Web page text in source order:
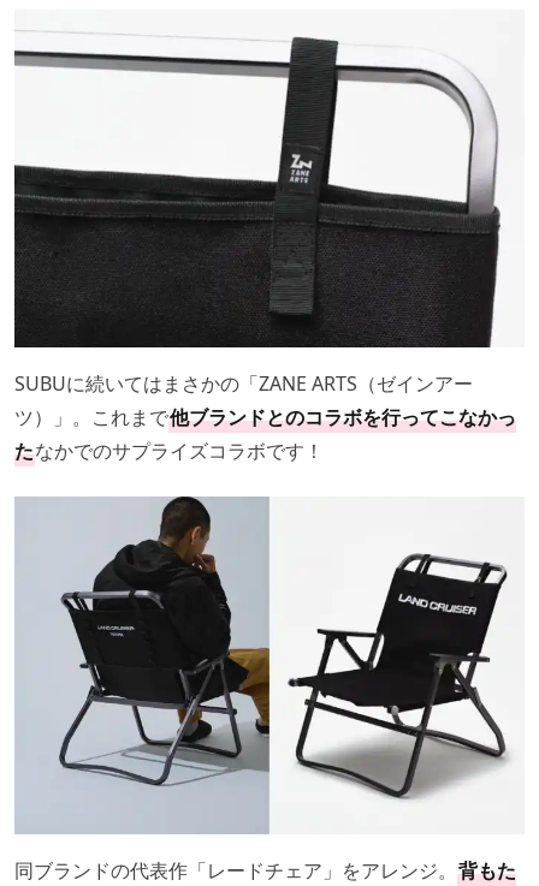
SUBUに続いてはまさかの「ZANE ARTS（ゼインアー
ツ）」。これまで他ブランドとのコラボを行ってこなかっ
たなかでのサプライズコラボです！
同ブランドの代表作「レードチェア」をアレンジ。 背もた